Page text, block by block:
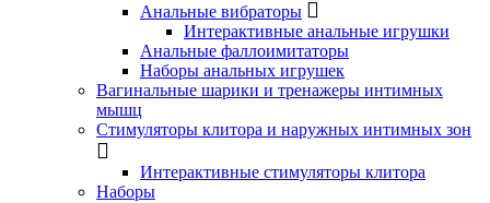
Анальные вибраторы
Интерактивные анальные игрушки
Анальные фаллоимитаторы
Наборы анальных игрушек
Вагинальные шарики и тренажеры интимных
мышц
Стимуляторы клитора и наружных интимных зон
Интерактивные стимуляторы клитора
Наборы